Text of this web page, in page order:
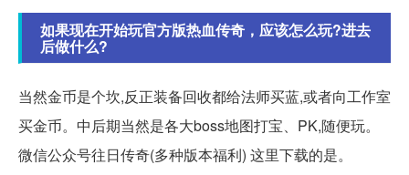
如果现在开始玩官方版热血传奇，应该怎么玩?进去
后做什么?
当然金币是个坎,反正装备回收都给法师买蓝,或者向工作室
买金币。中后期当然是各大boss地图打宝、PK,随便玩。
微信公众号往日传奇(多种版本福利) 这里下载的是。